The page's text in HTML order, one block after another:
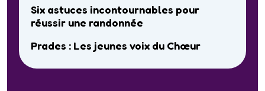
Six astuces incontournables pour
réussir une randonnée
Prades : Les jeunes voix du Chœur